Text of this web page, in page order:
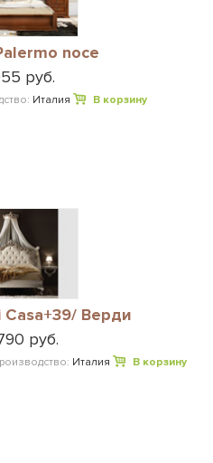
noce
руб.
Италия В корзину
Casa+39/ Верди
руб.
Италия В корзину